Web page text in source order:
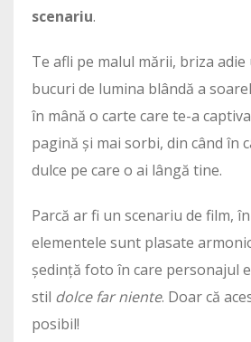
scenariu.
Te afli pe malul mării, briza
bucuri de lumina blândă a
în mână o carte care te-a
pagină și mai sorbi, din când în
dulce pe care o ai lângă tine.
Parcă ar fi un scenariu de film,
elementele sunt plasate
ședință foto în care personajul
stil dolce far niente. Doar că
posibil!